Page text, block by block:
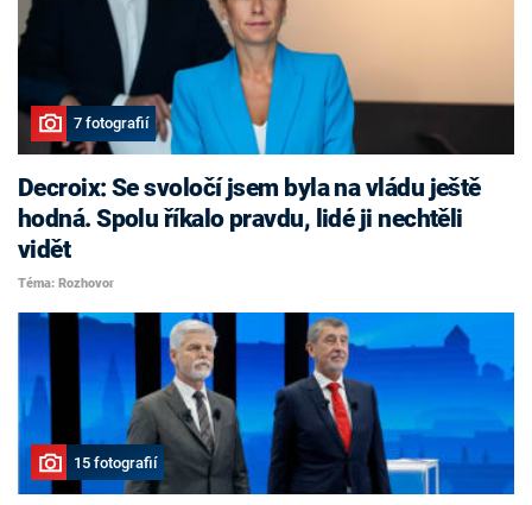
7 fotografií
Decroix: Se svoločí jsem byla na vládu ještě
hodná. Spolu říkalo pravdu, lidé ji nechtěli
vidět
Téma: Rozhovor
15 fotografií